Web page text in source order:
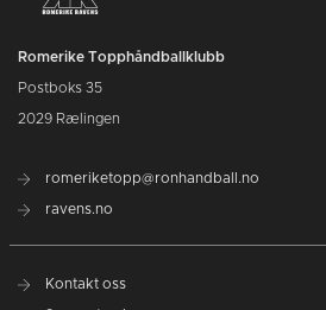
Romerike Topphåndballklubb
Postboks 35
2029 Rælingen
romeriketopp@ronhandball.no
ravens.no
Kontakt oss